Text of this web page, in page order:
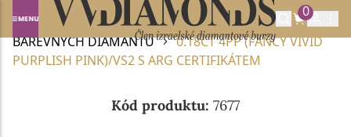
0
Domů BAREVNÉ DIAMANTY
NABÍDKA
BAREVNÝCH DIAMANTŮ
0.18CT 4PP (FANCY VIVID
PURPLISH PINK)/VS2 S ARG CERTIFIKÁTEM
Kód produktu: 7677